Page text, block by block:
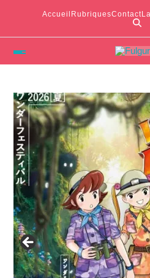
Accueil RubriquesContact